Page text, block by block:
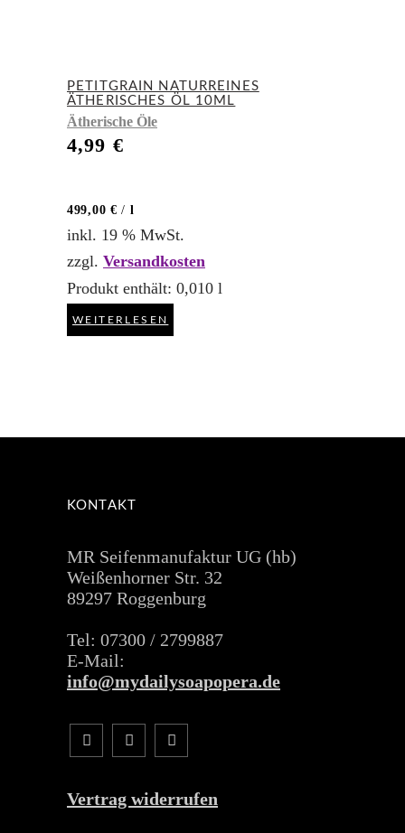
PETITGRAIN NATURREINES
ÄTHERISCHES ÖL 10ML
Ätherische Öle
4,99 €
499,00 € / l
inkl. 19 % MwSt.
zzgl. Versandkosten
Produkt enthält: 0,010 l
WEITERLESEN
KONTAKT
MR Seifenmanufaktur UG (hb)
Weißenhorner Str. 32
89297 Roggenburg
Tel: 07300 / 2799887
E-Mail:
info@mydailysoapopera.de
Vertrag widerrufen